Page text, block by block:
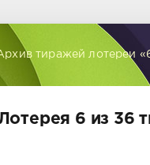
тиражей лотереи
6 из 36